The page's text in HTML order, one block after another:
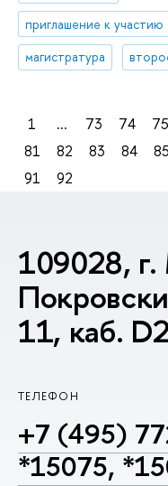
приглашение к участию
магистратура
1 ... 73 74 75
81
82 83 84 85
91
92
109028,
11, каб.
ТЕЛЕФОН
+7 (495)
*15075,